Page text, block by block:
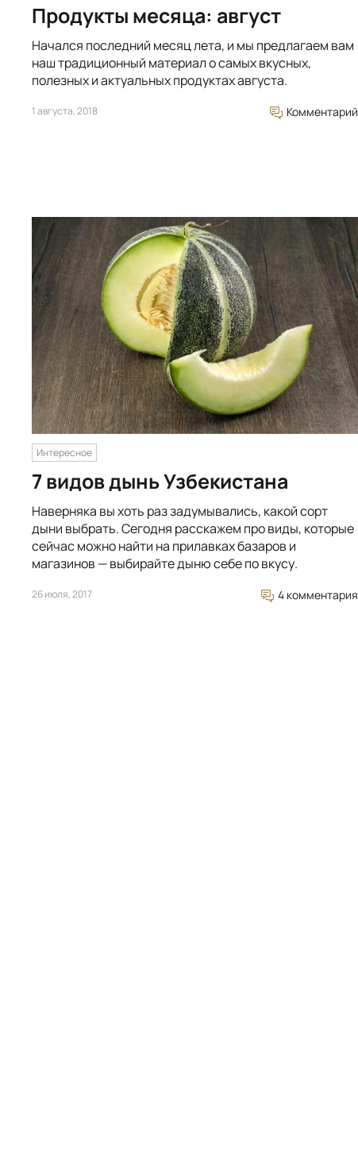
Продукты месяца: август
Начался последний месяц лета, и мы предлагаем вам
наш традиционный материал о самых вкусных,
полезных и актуальных продуктах августа.
1 августа, 2018 Комментарий
Интересное
7 видов дынь Узбекистана
Наверняка вы хоть раз задумывались, какой сорт
дыни выбрать. Сегодня расскажем про виды, которые
сейчас можно найти на прилавках базаров и
магазинов — выбирайте дыню себе по вкусу.
26 июля, 2017 4 комментария